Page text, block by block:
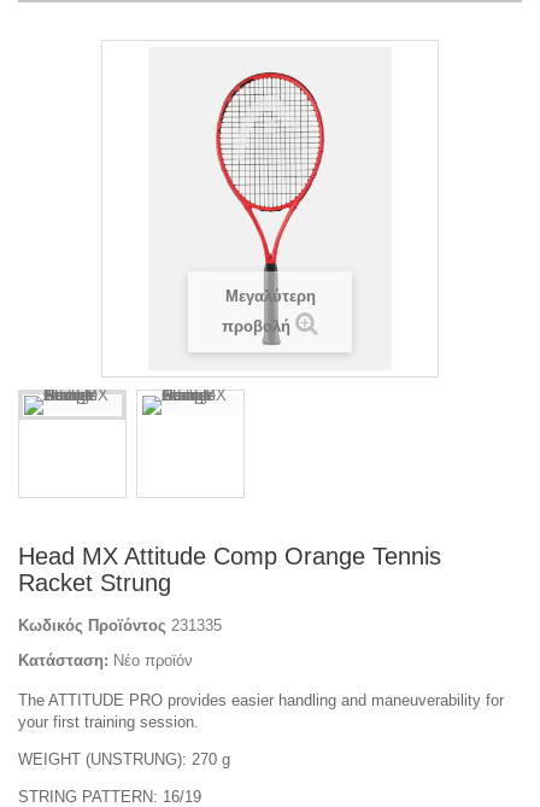
Μεγαλύτερη
προβολή
Head MX Attitude Comp Orange Tennis
Racket Strung
Κωδικός Προϊόντος 231335
Κατάσταση: Νέο προϊόν
The ATTITUDE PRO provides easier handling and maneuverability for
your first training session.
WEIGHT (UNSTRUNG): 270 g
STRING PATTERN: 16/19